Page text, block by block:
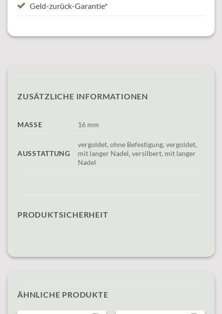
Geld-zurück-Garantie*
ZUSÄTZLICHE INFORMATIONEN
MASSE 16 mm
AUSSTATTUNG
vergoldet, ohne Befestigung, vergoldet,
mit langer Nadel, versilbert, mit langer
Nadel
PRODUKTSICHERHEIT
ÄHNLICHE PRODUKTE